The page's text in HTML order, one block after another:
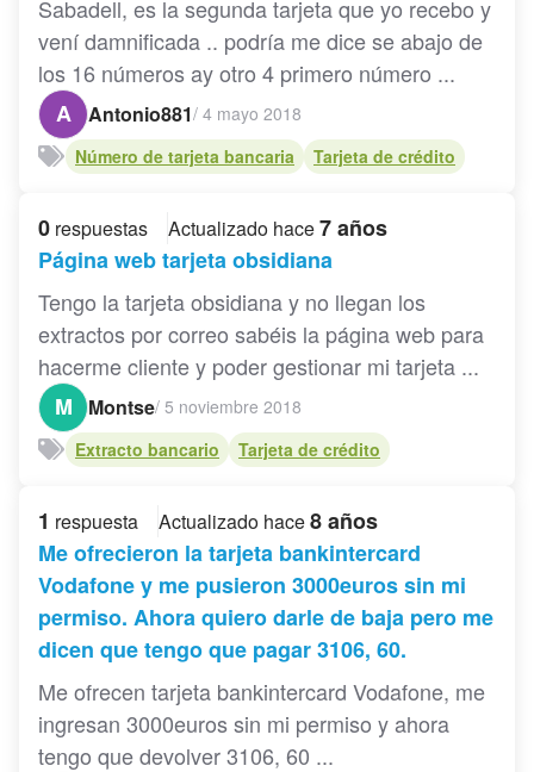
Sabadell, es la segunda tarjeta que yo recebo y
vení damnificada .. podría me dice se abajo de
los 16 números ay otro 4 primero número ...
A
Antonio881/ 4 mayo 2018
Número de tarjeta bancaria
Tarjeta de crédito
0 respuestas Actualizado hace7 años
Página web tarjeta obsidiana
Tengo la tarjeta obsidiana y no llegan los
extractos por correo sabéis la página web para
hacerme cliente y poder gestionar mi tarjeta ...
M
Montse/ 5 noviembre 2018
Extracto bancario
Tarjeta de crédito
1 respuesta Actualizado hace8 años
Me ofrecieron la tarjeta bankintercard
Vodafone y me pusieron 3000euros sin mi
permiso. Ahora quiero darle de baja pero me
dicen que tengo que pagar 3106, 60.
Me ofrecen tarjeta bankintercard Vodafone, me
ingresan 3000euros sin mi permiso y ahora
tengo que devolver 3106, 60 ...